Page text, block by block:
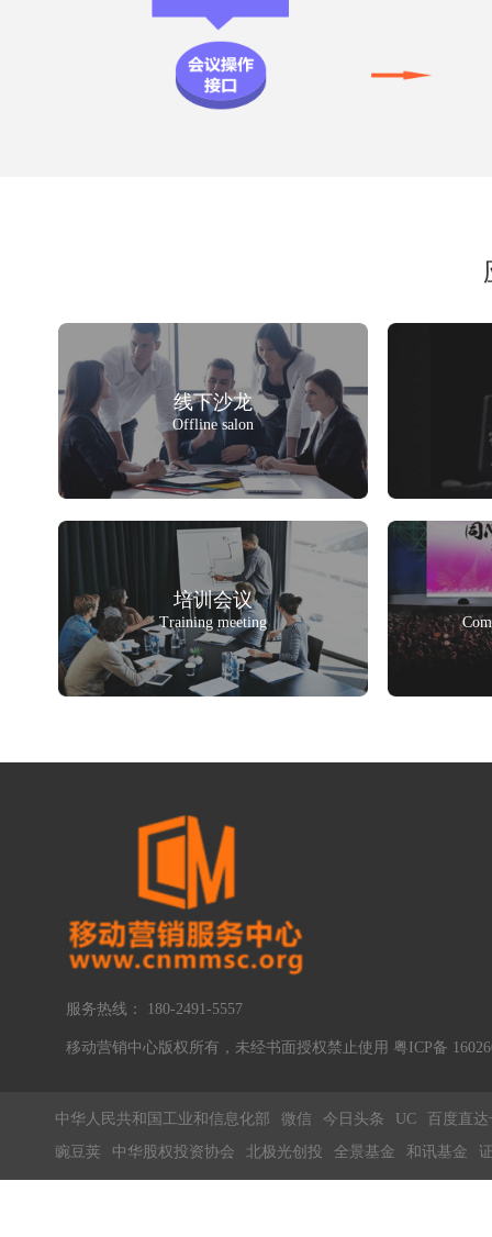
线下沙龙
Offline salon
培训会议
Training meeting
服务热线： 180-2491-5557
移动营销中心版权所有，未经书面授权禁止使用 粤ICP备
中华人民共和国工业和信息化部 微信 今日头条 UC
百度直达
豌豆荚
中华股权投资协会 北极光创投 全景基金 和讯基金